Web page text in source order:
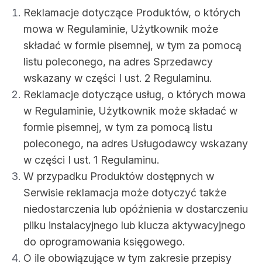
Reklamacje dotyczące Produktów, o których
mowa w Regulaminie, Użytkownik może
składać w formie pisemnej, w tym za pomocą
listu poleconego, na adres Sprzedawcy
wskazany w części I ust. 2 Regulaminu.
Reklamacje dotyczące usług, o których mowa
w Regulaminie, Użytkownik może składać w
formie pisemnej, w tym za pomocą listu
poleconego, na adres Usługodawcy wskazany
w części I ust. 1 Regulaminu.
W przypadku Produktów dostępnych w
Serwisie reklamacja może dotyczyć także
niedostarczenia lub opóźnienia w dostarczeniu
pliku instalacyjnego lub klucza aktywacyjnego
do oprogramowania księgowego.
O ile obowiązujące w tym zakresie przepisy